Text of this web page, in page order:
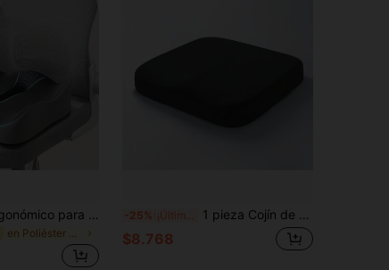
1 pieza Cojín ergonómico para silla de oficina, cojín para asiento de coche y almohadilla para escritorio - Tela de poliéster duradera, lavable, apta para todas las estaciones - Ideal para sentarse prolongadamente, almohadilla para silla de oficina -25% 1 pieza Cojín de espuma viscoelástica 4D de 4 cm de grosor - Almohada de soporte lumbar ergonómico ultrasuave, cojín transpirable para silla de oficina y asiento de coche para uso en el hogar/oficina, almohadilla de asiento de espuma viscoelástica, funda de fibra de poliéster, silla cómoda para el hogar, diseño ergonómico, espuma de alta densidad, adecuado para trabajadores de oficina que pasan mucho tiempo sentados
$8.768